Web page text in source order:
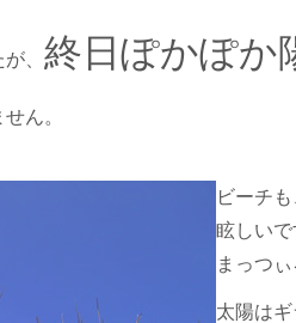
、 終日ぽかぽか
ん。
ビーチ
眩しい
まっつ
太陽は